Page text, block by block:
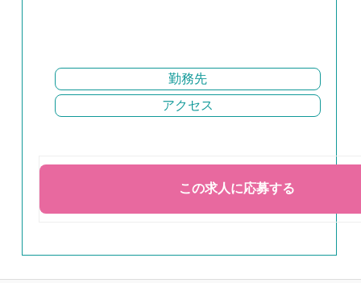
勤務先
アクセス